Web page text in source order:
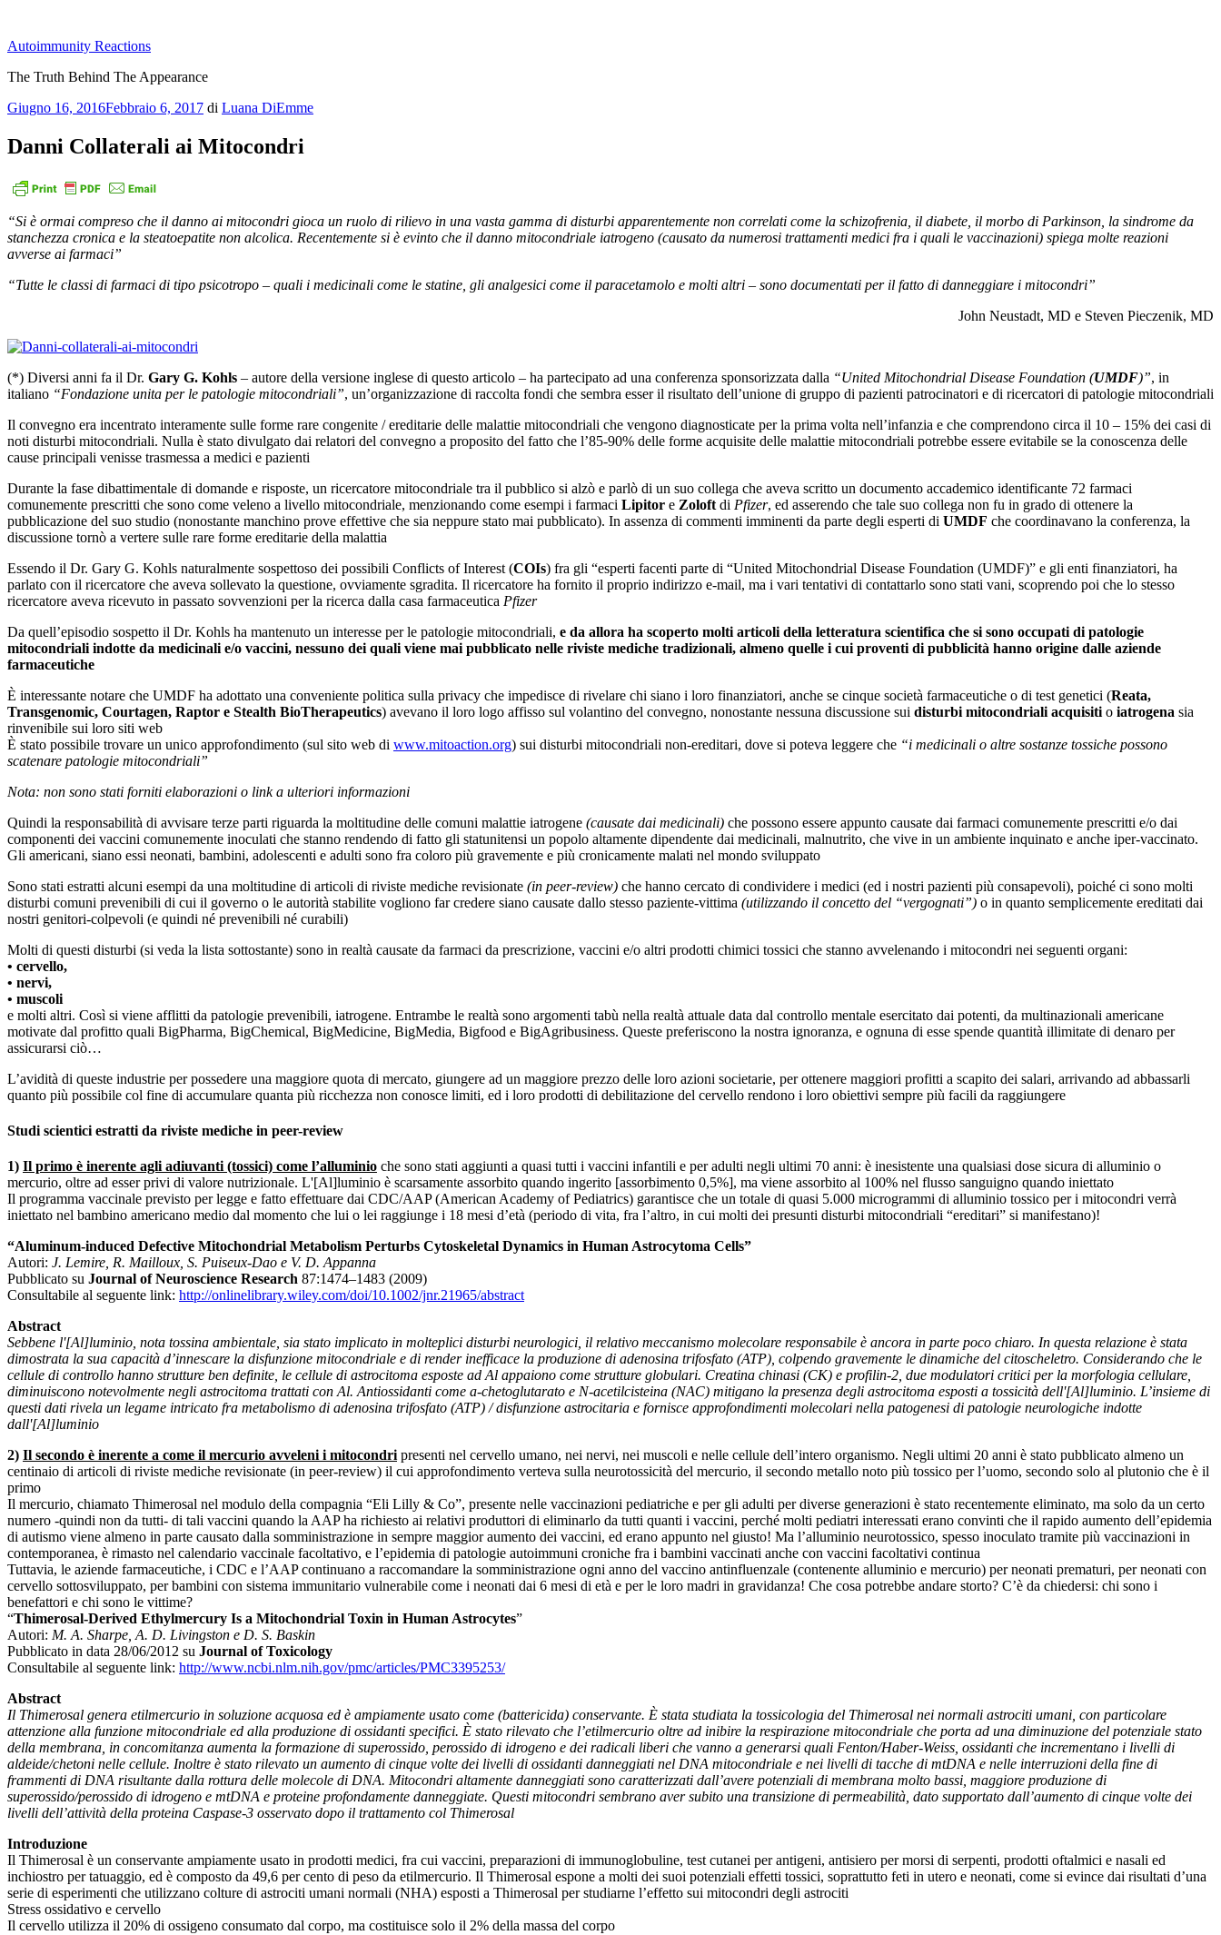
contenuto
Autoimmunity Reactions
The Truth Behind The Appearance
Pubblicato
Giugno 16, 2016Febbraio 6, 2017 di Luana DiEmme
Danni Collaterali ai Mitocondri
“Si è ormai compreso che il danno ai mitocondri gioca un ruolo di rilievo in una vasta gamma di disturbi apparentemente non correlati come la schizofrenia, il diabete, il morbo di Parkinson, la sindrome da
stanchezza cronica e la steatoepatite non alcolica. Recentemente si è evinto che il danno mitocondriale iatrogeno (causato da numerosi trattamenti medici fra i quali le vaccinazioni) spiega molte reazioni
avverse ai farmaci”
“Tutte le classi di farmaci di tipo psicotropo – quali i medicinali come le statine, gli analgesici come il paracetamolo e molti altri – sono documentati per il fatto di danneggiare i mitocondri”
John Neustadt, MD e Steven Pieczenik, MD
(*) Diversi anni fa il Dr. Gary G. Kohls – autore della versione inglese di questo articolo – ha partecipato ad una conferenza sponsorizzata dalla “United Mitochondrial Disease Foundation (UMDF)”, in
italiano “Fondazione unita per le patologie mitocondriali”, un’organizzazione di raccolta fondi che sembra esser il risultato dell’unione di gruppo di pazienti patrocinatori e di ricercatori di patologie mitocondriali
Il convegno era incentrato interamente sulle forme rare congenite / ereditarie delle malattie mitocondriali che vengono diagnosticate per la prima volta nell’infanzia e che comprendono circa il 10 – 15% dei casi di
noti disturbi mitocondriali. Nulla è stato divulgato dai relatori del convegno a proposito del fatto che l’85-90% delle forme acquisite delle malattie mitocondriali potrebbe essere evitabile se la conoscenza delle
cause principali venisse trasmessa a medici e pazienti
Durante la fase dibattimentale di domande e risposte, un ricercatore mitocondriale tra il pubblico si alzò e parlò di un suo collega che aveva scritto un documento accademico identificante 72 farmaci
comunemente prescritti che sono come veleno a livello mitocondriale, menzionando come esempi i farmaci Lipitor e Zoloft di Pfizer, ed asserendo che tale suo collega non fu in grado di ottenere la
pubblicazione del suo studio (nonostante manchino prove effettive che sia neppure stato mai pubblicato). In assenza di commenti imminenti da parte degli esperti di UMDF che coordinavano la conferenza, la
discussione tornò a vertere sulle rare forme ereditarie della malattia
Essendo il Dr. Gary G. Kohls naturalmente sospettoso dei possibili Conflicts of Interest (COIs) fra gli “esperti facenti parte di “United Mitochondrial Disease Foundation (UMDF)” e gli enti finanziatori, ha
parlato con il ricercatore che aveva sollevato la questione, ovviamente sgradita. Il ricercatore ha fornito il proprio indirizzo e-mail, ma i vari tentativi di contattarlo sono stati vani, scoprendo poi che lo stesso
ricercatore aveva ricevuto in passato sovvenzioni per la ricerca dalla casa farmaceutica Pfizer
Da quell’episodio sospetto il Dr. Kohls ha mantenuto un interesse per le patologie mitocondriali, e da allora ha scoperto molti articoli della letteratura scientifica che si sono occupati di patologie
mitocondriali indotte da medicinali e/o vaccini, nessuno dei quali viene mai pubblicato nelle riviste mediche tradizionali, almeno quelle i cui proventi di pubblicità hanno origine dalle aziende
farmaceutiche
È interessante notare che UMDF ha adottato una conveniente politica sulla privacy che impedisce di rivelare chi siano i loro finanziatori, anche se cinque società farmaceutiche o di test genetici (Reata,
Transgenomic, Courtagen, Raptor e Stealth BioTherapeutics) avevano il loro logo affisso sul volantino del convegno, nonostante nessuna discussione sui disturbi mitocondriali acquisiti o iatrogena sia
rinvenibile sui loro siti web
È stato possibile trovare un unico approfondimento (sul sito web di www.mitoaction.org) sui disturbi mitocondriali non-ereditari, dove si poteva leggere che “i medicinali o altre sostanze tossiche possono
scatenare patologie mitocondriali”
Nota: non sono stati forniti elaborazioni o link a ulteriori informazioni
Quindi la responsabilità di avvisare terze parti riguarda la moltitudine delle comuni malattie iatrogene (causate dai medicinali) che possono essere appunto causate dai farmaci comunemente prescritti e/o dai
componenti dei vaccini comunemente inoculati che stanno rendendo di fatto gli statunitensi un popolo altamente dipendente dai medicinali, malnutrito, che vive in un ambiente inquinato e anche iper-vaccinato.
Gli americani, siano essi neonati, bambini, adolescenti e adulti sono fra coloro più gravemente e più cronicamente malati nel mondo sviluppato
Sono stati estratti alcuni esempi da una moltitudine di articoli di riviste mediche revisionate (in peer-review) che hanno cercato di condividere i medici (ed i nostri pazienti più consapevoli), poiché ci sono molti
disturbi comuni prevenibili di cui il governo o le autorità stabilite vogliono far credere siano causate dallo stesso paziente-vittima (utilizzando il concetto del “vergognati”) o in quanto semplicemente ereditati dai
nostri genitori-colpevoli (e quindi né prevenibili né curabili)
Molti di questi disturbi (si veda la lista sottostante) sono in realtà causate da farmaci da prescrizione, vaccini e/o altri prodotti chimici tossici che stanno avvelenando i mitocondri nei seguenti organi:
• cervello,
• nervi,
• muscoli
e molti altri. Così si viene afflitti da patologie prevenibili, iatrogene. Entrambe le realtà sono argomenti tabù nella realtà attuale data dal controllo mentale esercitato dai potenti, da multinazionali americane
motivate dal profitto quali BigPharma, BigChemical, BigMedicine, BigMedia, Bigfood e BigAgribusiness. Queste preferiscono la nostra ignoranza, e ognuna di esse spende quantità illimitate di denaro per
assicurarsi ciò…
L’avidità di queste industrie per possedere una maggiore quota di mercato, giungere ad un maggiore prezzo delle loro azioni societarie, per ottenere maggiori profitti a scapito dei salari, arrivando ad abbassarli
quanto più possibile col fine di accumulare quanta più ricchezza non conosce limiti, ed i loro prodotti di debilitazione del cervello rendono i loro obiettivi sempre più facili da raggiungere
Studi scientici estratti da riviste mediche in peer-review
1) Il primo è inerente agli adiuvanti (tossici) come l’alluminio che sono stati aggiunti a quasi tutti i vaccini infantili e per adulti negli ultimi 70 anni: è inesistente una qualsiasi dose sicura di alluminio o
mercurio, oltre ad esser privi di valore nutrizionale. L'[Al]luminio è scarsamente assorbito quando ingerito [assorbimento 0,5%], ma viene assorbito al 100% nel flusso sanguigno quando iniettato
Il programma vaccinale previsto per legge e fatto effettuare dai CDC/AAP (American Academy of Pediatrics) garantisce che un totale di quasi 5.000 microgrammi di alluminio tossico per i mitocondri verrà
iniettato nel bambino americano medio dal momento che lui o lei raggiunge i 18 mesi d’età (periodo di vita, fra l’altro, in cui molti dei presunti disturbi mitocondriali “ereditari” si manifestano)!
“Aluminum-induced Defective Mitochondrial Metabolism Perturbs Cytoskeletal Dynamics in Human Astrocytoma Cells”
Autori: J. Lemire, R. Mailloux, S. Puiseux-Dao e V. D. Appanna
Pubblicato su Journal of Neuroscience Research 87:1474–1483 (2009)
Consultabile al seguente link: http://onlinelibrary.wiley.com/doi/10.1002/jnr.21965/abstract
Abstract
Sebbene l'[Al]luminio, nota tossina ambientale, sia stato implicato in molteplici disturbi neurologici, il relativo meccanismo molecolare responsabile è ancora in parte poco chiaro. In questa relazione è stata
dimostrata la sua capacità d’innescare la disfunzione mitocondriale e di render inefficace la produzione di adenosina trifosfato (ATP), colpendo gravemente le dinamiche del citoscheletro. Considerando che le
cellule di controllo hanno strutture ben definite, le cellule di astrocitoma esposte ad Al appaiono come strutture globulari. Creatina chinasi (CK) e profilin-2, due modulatori critici per la morfologia cellulare,
diminuiscono notevolmente negli astrocitoma trattati con Al. Antiossidanti come a-chetoglutarato e N-acetilcisteina (NAC) mitigano la presenza degli astrocitoma esposti a tossicità dell'[Al]luminio. L’insieme di
questi dati rivela un legame intricato fra metabolismo di adenosina trifosfato (ATP) / disfunzione astrocitaria e fornisce approfondimenti molecolari nella patogenesi di patologie neurologiche indotte
dall'[Al]luminio
2) Il secondo è inerente a come il mercurio avveleni i mitocondri presenti nel cervello umano, nei nervi, nei muscoli e nelle cellule dell’intero organismo. Negli ultimi 20 anni è stato pubblicato almeno un
centinaio di articoli di riviste mediche revisionate (in peer-review) il cui approfondimento verteva sulla neurotossicità del mercurio, il secondo metallo noto più tossico per l’uomo, secondo solo al plutonio che è il
primo
Il mercurio, chiamato Thimerosal nel modulo della compagnia “Eli Lilly & Co”, presente nelle vaccinazioni pediatriche e per gli adulti per diverse generazioni è stato recentemente eliminato, ma solo da un certo
numero -quindi non da tutti- di tali vaccini quando la AAP ha richiesto ai relativi produttori di eliminarlo da tutti quanti i vaccini, perché molti pediatri interessati erano convinti che il rapido aumento dell’epidemia
di autismo viene almeno in parte causato dalla somministrazione in sempre maggior aumento dei vaccini, ed erano appunto nel giusto! Ma l’alluminio neurotossico, spesso inoculato tramite più vaccinazioni in
contemporanea, è rimasto nel calendario vaccinale facoltativo, e l’epidemia di patologie autoimmuni croniche fra i bambini vaccinati anche con vaccini facoltativi continua
Tuttavia, le aziende farmaceutiche, i CDC e l’AAP continuano a raccomandare la somministrazione ogni anno del vaccino antinfluenzale (contenente alluminio e mercurio) per neonati prematuri, per neonati con
cervello sottosviluppato, per bambini con sistema immunitario vulnerabile come i neonati dai 6 mesi di età e per le loro madri in gravidanza! Che cosa potrebbe andare storto? C’è da chiedersi: chi sono i
benefattori e chi sono le vittime?
“Thimerosal-Derived Ethylmercury Is a Mitochondrial Toxin in Human Astrocytes”
Autori: M. A. Sharpe, A. D. Livingston e D. S. Baskin
Pubblicato in data 28/06/2012 su Journal of Toxicology
Consultabile al seguente link: http://www.ncbi.nlm.nih.gov/pmc/articles/PMC3395253/
Abstract
Il Thimerosal genera etilmercurio in soluzione acquosa ed è ampiamente usato come (battericida) conservante. È stata studiata la tossicologia del Thimerosal nei normali astrociti umani, con particolare
attenzione alla funzione mitocondriale ed alla produzione di ossidanti specifici. È stato rilevato che l’etilmercurio oltre ad inibire la respirazione mitocondriale che porta ad una diminuzione del potenziale stato
della membrana, in concomitanza aumenta la formazione di superossido, perossido di idrogeno e dei radicali liberi che vanno a generarsi quali Fenton/Haber-Weiss, ossidanti che incrementano i livelli di
aldeide/chetoni nelle cellule. Inoltre è stato rilevato un aumento di cinque volte dei livelli di ossidanti danneggiati nel DNA mitocondriale e nei livelli di tacche di mtDNA e nelle interruzioni della fine di
frammenti di DNA risultante dalla rottura delle molecole di DNA. Mitocondri altamente danneggiati sono caratterizzati dall’avere potenziali di membrana molto bassi, maggiore produzione di
superossido/perossido di idrogeno e mtDNA e proteine profondamente danneggiate. Questi mitocondri sembrano aver subito una transizione di permeabilità, dato supportato dall’aumento di cinque volte dei
livelli dell’attività della proteina Caspase-3 osservato dopo il trattamento col Thimerosal
Introduzione
Il Thimerosal è un conservante ampiamente usato in prodotti medici, fra cui vaccini, preparazioni di immunoglobuline, test cutanei per antigeni, antisiero per morsi di serpenti, prodotti oftalmici e nasali ed
inchiostro per tatuaggio, ed è composto da 49,6 per cento di peso da etilmercurio. Il Thimerosal espone a molti dei suoi potenziali effetti tossici, soprattutto feti in utero e neonati, come si evince dai risultati d’una
serie di esperimenti che utilizzano colture di astrociti umani normali (NHA) esposti a Thimerosal per studiarne l’effetto sui mitocondri degli astrociti
Stress ossidativo e cervello
Il cervello utilizza il 20% di ossigeno consumato dal corpo, ma costituisce solo il 2% della massa del corpo